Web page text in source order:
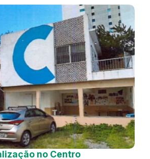
no Centro